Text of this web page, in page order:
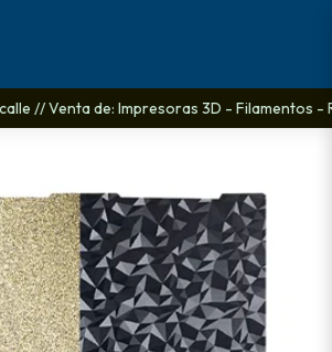
// Venta de: Impresoras 3D - Filamentos -